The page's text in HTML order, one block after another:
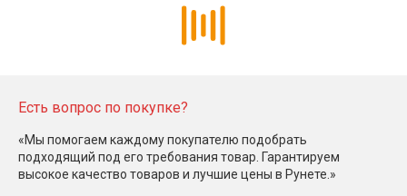
Есть вопрос по покупке?
«Мы помогаем каждому покупателю подобрать
подходящий под его требования товар. Гарантируем
высокое качество товаров и лучшие цены в Рунете.»